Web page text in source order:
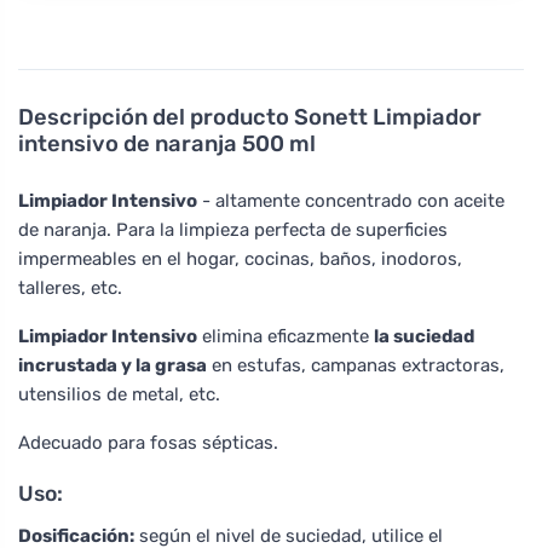
Descripción del producto Sonett Limpiador
intensivo de naranja 500 ml
Limpiador Intensivo - altamente concentrado con aceite
de naranja. Para la limpieza perfecta de superficies
impermeables en el hogar, cocinas, baños, inodoros,
talleres, etc.
Limpiador Intensivo elimina eficazmente la suciedad
incrustada y la grasa en estufas, campanas extractoras,
utensilios de metal, etc.
Adecuado para fosas sépticas.
Uso:
Dosificación: según el nivel de suciedad, utilice el